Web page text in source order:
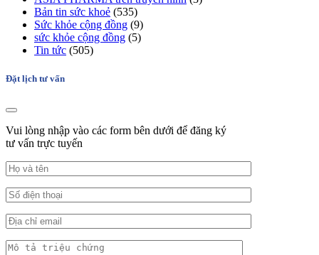
Bản tin sức khoẻ (535)
Sức khỏe cộng đồng (9)
sức khỏe cộng đồng (5)
Tin tức (505)
Đặt lịch tư vấn
Vui lòng nhập vào các form bên dưới để đăng ký
tư vấn trực tuyến